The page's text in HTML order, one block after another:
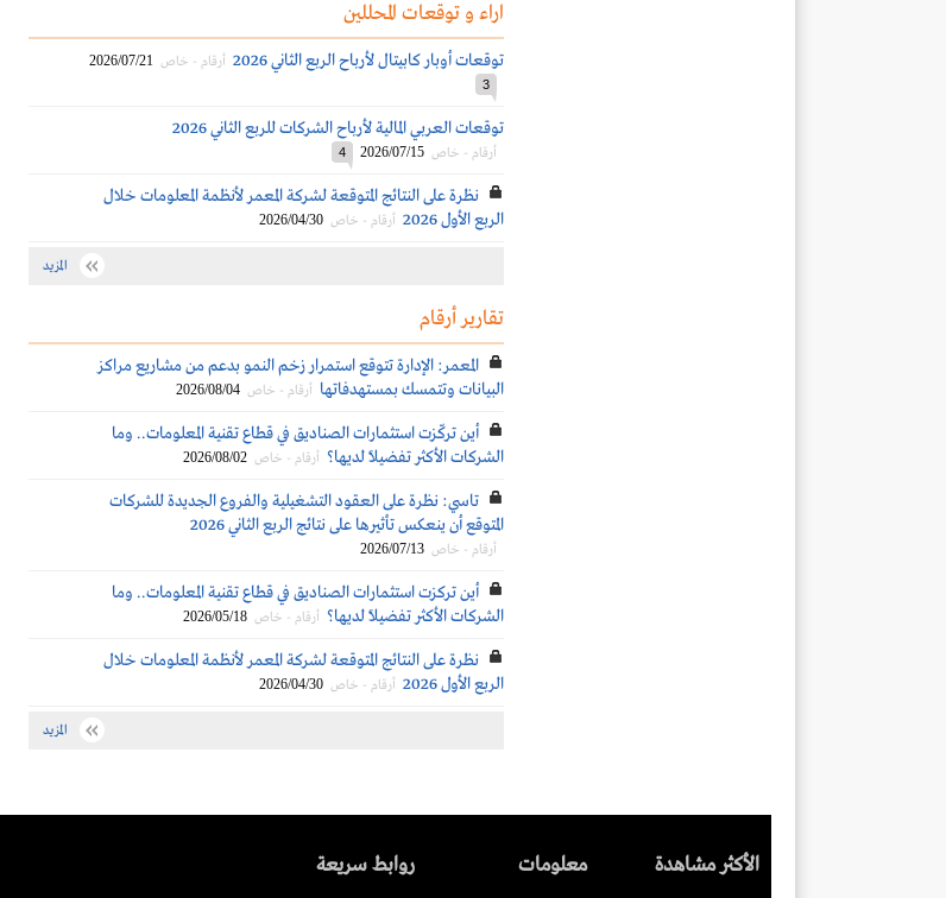
اراء و توقعات المحللين
توقعات أوبار كابيتال لأرباح الربع الثاني 2026 أرقام - خاص 2026/07/21
3
توقعات العربي المالية لأرباح الشركات للربع الثاني 2026
أرقام - خاص 2026/07/15
4
نظرة على النتائج المتوقعة لشركة المعمر لأنظمة المعلومات خلال
الربع الأول 2026
أرقام - خاص 2026/04/30
المزيد
تقارير أرقام
المعمر: الإدارة تتوقع استمرار زخم النمو بدعم من مشاريع مراكز
البيانات وتتمسك بمستهدفاتها أرقام - خاص 2026/08/04
أين تركّزت استثمارات الصناديق في قطاع تقنية المعلومات.. وما
الشركات الأكثر تفضيلاً لديها؟ أرقام - خاص 2026/08/02
تاسي: نظرة على العقود التشغيلية والفروع الجديدة للشركات
المتوقع أن ينعكس تأثيرها على نتائج الربع الثاني 2026
أرقام - خاص 2026/07/13
أين تركزت استثمارات الصناديق في قطاع تقنية المعلومات.. وما
الشركات الأكثر تفضيلاً لديها؟ أرقام - خاص 2026/05/18
نظرة على النتائج المتوقعة لشركة المعمر لأنظمة المعلومات خلال
الربع الأول 2026
أرقام - خاص 2026/04/30
المزيد
الأكثر مشاهدة معلومات روابط سريعة